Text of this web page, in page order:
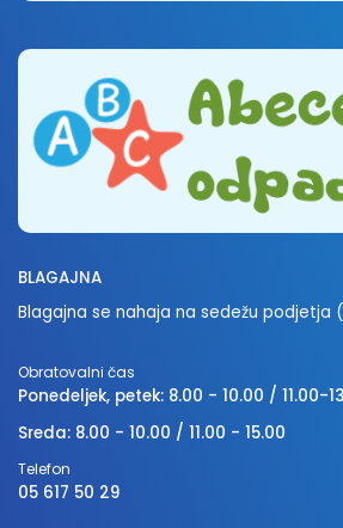
BLAGAJNA
Blagajna se nahaja na sedežu podjetja
Obratovalni čas
Ponedeljek, petek: 8.00 - 10.00 / 11.00-
Sreda: 8.00 - 10.00 / 11.00 - 15.00
Telefon
05 617 50 29